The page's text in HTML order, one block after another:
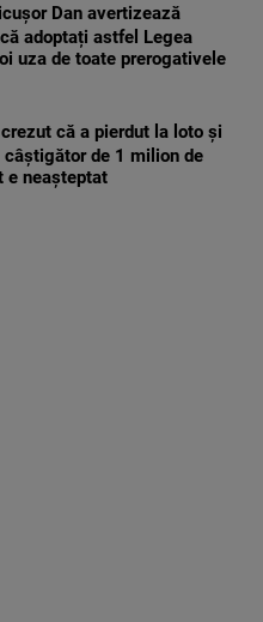
Dan avertizează
adoptați astfel Legea
uza de toate prerogativele
că a pierdut la loto și
de 1 milion de
e neașteptat